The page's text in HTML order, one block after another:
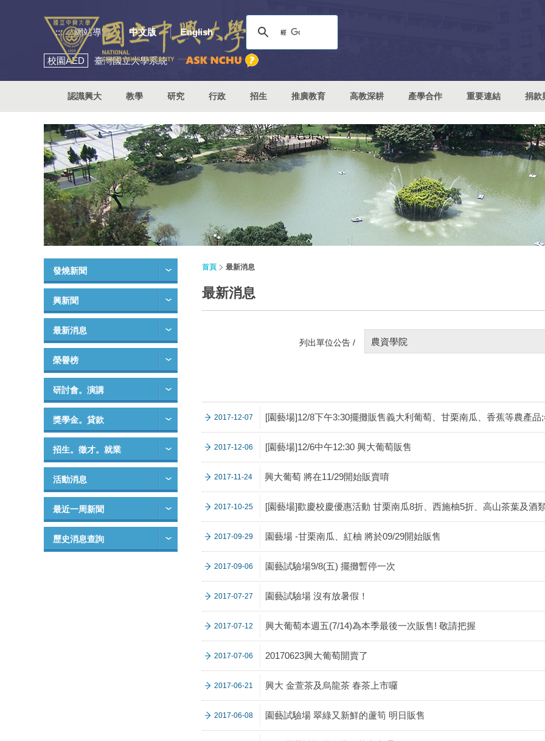
::: 網站導覽 中文版 English
校園AED 臺灣國立大學系統
認識興大 教學 研究 行政 招生 推廣教育 高教深耕 產學合作 重要連結 捐款
發燒新聞
興新聞
最新消息
榮譽榜
研討會。演講
獎學金。貸款
招生。徵才。就業
活動消息
最近一周新聞
歷史消息查詢
首頁 最新消息
最新消息
列出單位公告 / 農資學院
2017-12-07 [園藝場]12/8下午3:30擺攤販售義大利葡萄、甘栗南瓜、香蕉等農產
2017-12-06 [園藝場]12/6中午12:30 興大葡萄販售
2017-11-24 興大葡萄 將在11/29開始販賣唷
2017-10-25 [園藝場]歡慶校慶優惠活動 甘栗南瓜8折、西施柚5折、高山茶葉及酒
2017-09-29 園藝場 -甘栗南瓜、紅柚 將於09/29開始販售
2017-09-06 園藝試驗場9/8(五) 擺攤暫停一次
2017-07-27 園藝試驗場 沒有放暑假！
2017-07-12 興大葡萄本週五(7/14)為本季最後一次販售! 敬請把握
2017-07-06 20170623興大葡萄開賣了
2017-06-21 興大 金萱茶及烏龍茶 春茶上市囉
2017-06-08 園藝試驗場 翠綠又新鮮的蘆筍 明日販售